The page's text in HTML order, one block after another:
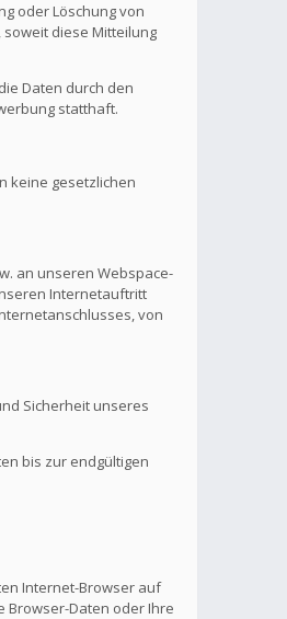
oder Löschung von
soweit diese Mitteilung
Daten durch den
statthaft.
keine gesetzlichen
an unseren Webspace-
Internetauftritt
von
Sicherheit unseres
bis zur endgültigen
Internet-Browser auf
Browser-Daten oder Ihre